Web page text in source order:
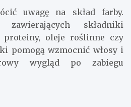
uwagę na skład farby.
zawierających składniki
oleje roślinne czy
pomogą wzmocnić włosy i
wygląd po zabiegu